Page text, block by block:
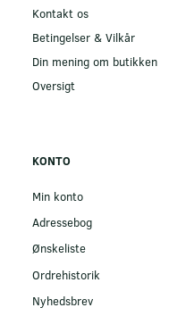
Kontakt os
Betingelser & Vilkår
Din mening om butikken
Oversigt
KONTO
Min konto
Adressebog
Ønskeliste
Ordrehistorik
Nyhedsbrev